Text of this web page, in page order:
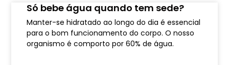
Só bebe água quando tem sede?
Manter-se hidratado ao longo do dia é essencial
para o bom funcionamento do corpo. O nosso
organismo é comporto por 60% de água.